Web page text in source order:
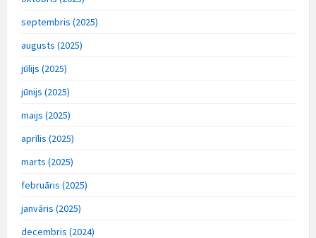
septembris (2025)
augusts (2025)
jūlijs (2025)
jūnijs (2025)
maijs (2025)
aprīlis (2025)
marts (2025)
februāris (2025)
janvāris (2025)
decembris (2024)